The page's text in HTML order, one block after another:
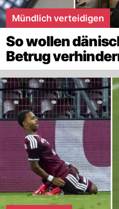
Mündlich verteidigen
So wollen
Betrug